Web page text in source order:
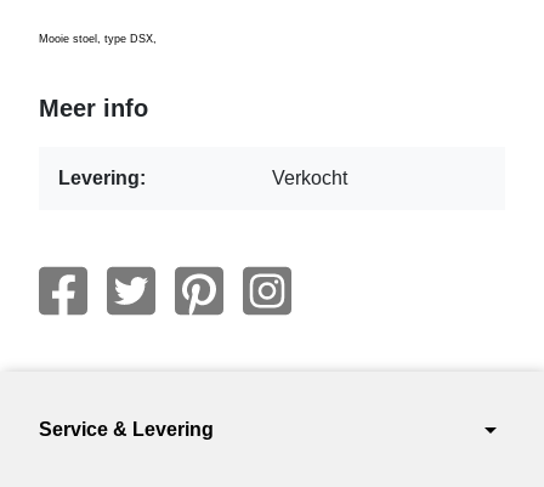
Mooie stoel, type DSX,
Meer info
Levering: Verkocht
Service & Levering arrow_drop_down